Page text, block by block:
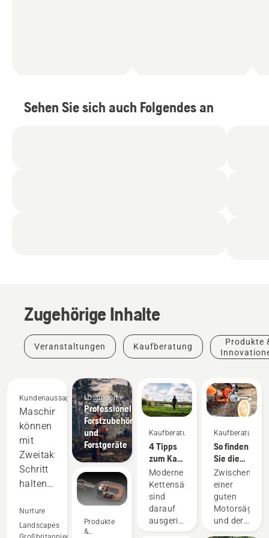
Sehen Sie sich auch Folgendes an
Zugehörige Inhalte
Veranstaltungen Kaufberatung
Produkte
Kundenaussagen
Maschinen
können
mit
Zweitaktgeräten
Schritt
halten
übertreffen
sie
Nurture
Landscapes
T542i
Lösungen
Professionelles
Forstzubehör
und
Forstgeräte
Produkte
&
Kaufberatung
4 Tipps
zum Kauf
einer
Motorsäge
Moderne
Kettensägen
sind
darauf
ausgerichtet,
Kaufberatung
So finden
Sie die
richtige
Motorsäge
für Ihre
Zwischen
einer
guten
Motorsäge
und der